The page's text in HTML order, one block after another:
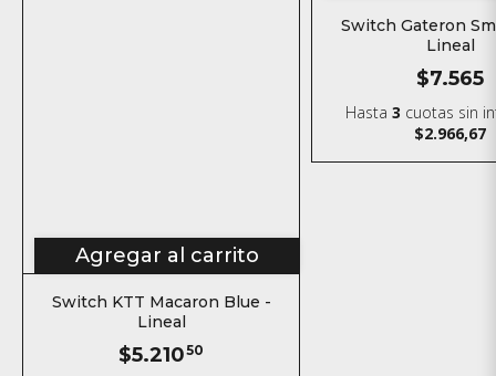
Agregar al carrito
Switch KTT Macaron Blue -
Lineal
$5.21050
Switch Gateron
Lineal
$7.565
Hasta3 cuotas sin
$2.966,67